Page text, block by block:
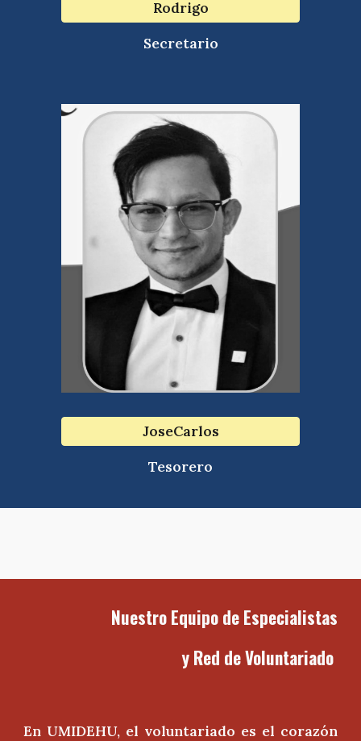
Rodrigo
Secretario
JoseCarlos
Tesorero
Nuestro Equipo de Especialistas
y Red de Voluntariado
En UMIDEHU, el voluntariado es el corazón